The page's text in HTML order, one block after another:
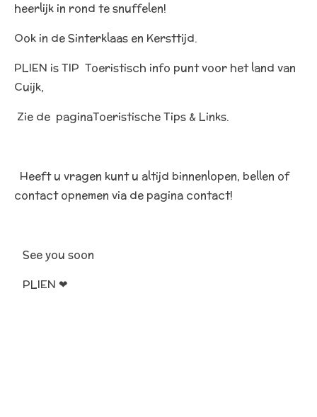
heerlijk in rond te snuffelen!
Ook in de Sinterklaas en Kersttijd.
PLIEN is TIP Toeristisch info punt voor het land van
Cuijk,
Zie de paginaToeristische Tips & Links.
Heeft u vragen kunt u altijd binnenlopen, bellen of
contact opnemen via de pagina contact!
See you soon
PLIEN ❤